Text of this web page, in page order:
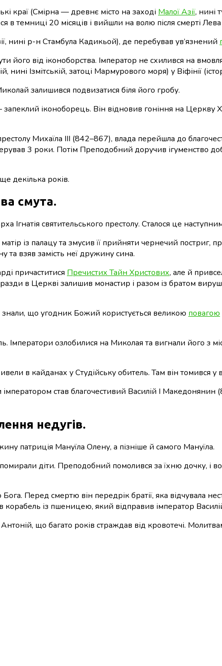
краї (Смірна — древнє місто на заході Малої Азії, нині
в темниці 20 місяців і вийшли на волю після смерті
нині р-н Стамбула Кадикьой), де перебував ув’язнений
від іконоборства. Імператор не схилився на
Ізмітській, затоці Мармурового моря) у Віфінії
залишився подвизатися біля його гробу.
іконоборець. Він відновив гоніння на
Михаїла ІІІ (842–867), влада перейшла до
3 роки. Потім Преподобний доручив ігуменство
декілька років.
смута.
Ігнатія святительського престолу. Сталося це
із палацу та змусив її прийняти чернечий
взяв замість неї дружину сина.
причаститися Пречистих Тайн Христових, але й
в Церкві залишив монастир і разом із братом
що угодник Божий користується великою повагою
Імператори озлобилися на Миколая та вигнали його з
в кайданах у Студійську обитель. Там він томився у
став благочестивий Василій І
недугів.
патриція Мануїла Олену, а пізніше й самого Мануїла.
діти. Преподобний помолився за їхню дочку, і
Перед смертю він передрік братії, яка відчувала
корабель із пшеницею, який відправив імператор
що багато років страждав від кровотечі.